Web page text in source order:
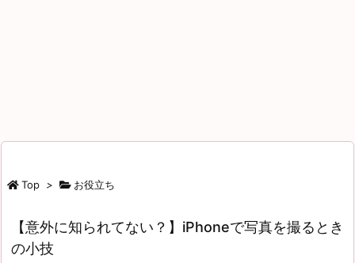
Top > お役立ち
【意外に知られてない？】iPhoneで写真を撮るとき
の小技